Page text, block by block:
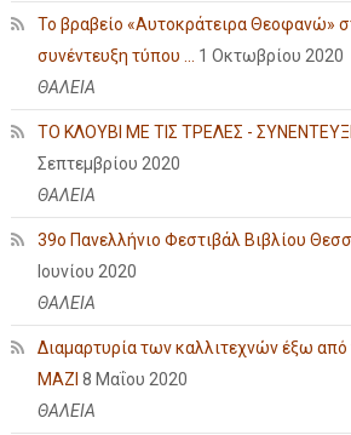
Το βραβείο «Αυτοκράτειρα Θεοφανώ»
συνέντευξη τύπου ... 1 Οκτωβρίου 2020
ΘΑΛΕΙΑ
ΤΟ ΚΛΟΥΒΙ ΜΕ ΤΙΣ ΤΡΕΛΕΣ -
Σεπτεμβρίου 2020
ΘΑΛΕΙΑ
39ο Πανελλήνιο Φεστιβάλ Βιβλίου
Ιουνίου 2020
ΘΑΛΕΙΑ
Διαμαρτυρία των καλλιτεχνών έξω
ΜΑΖΙ 8 Μαΐου 2020
ΘΑΛΕΙΑ